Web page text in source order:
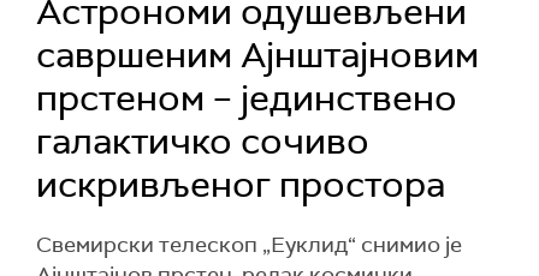
Астрономи одушевљени
савршеним Ајнштајновим
прстеном – јединствено
галактичко сочиво
искривљеног простора
Свемирски телескоп „Еуклид“ снимио је